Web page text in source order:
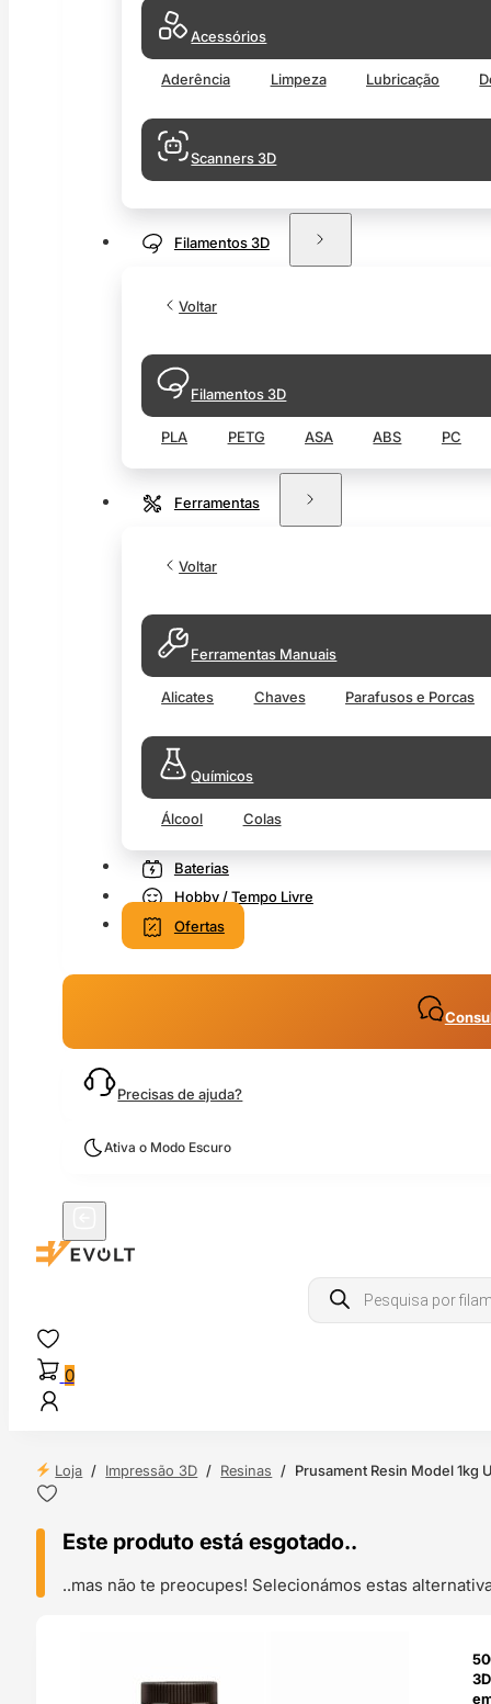
Acessórios
Aderência Limpeza Lubricação
Scanners 3D
Filamentos 3D
Voltar
Filamentos 3D
PLA PETG ASA ABS PC
Ferramentas
Voltar
Ferramentas Manuais
Alicates Chaves Parafusos e Porcas
Químicos
Álcool Colas
Baterias
Hobby / Tempo Livre
Ofertas
Precisas de ajuda?
Ativa o Modo Escuro
Products
search
0
Loja / Impressão 3D / Resinas / Prusament Resin Model 1kg
Este produto está esgotado..
..mas não te preocupes! Selecionámos estas